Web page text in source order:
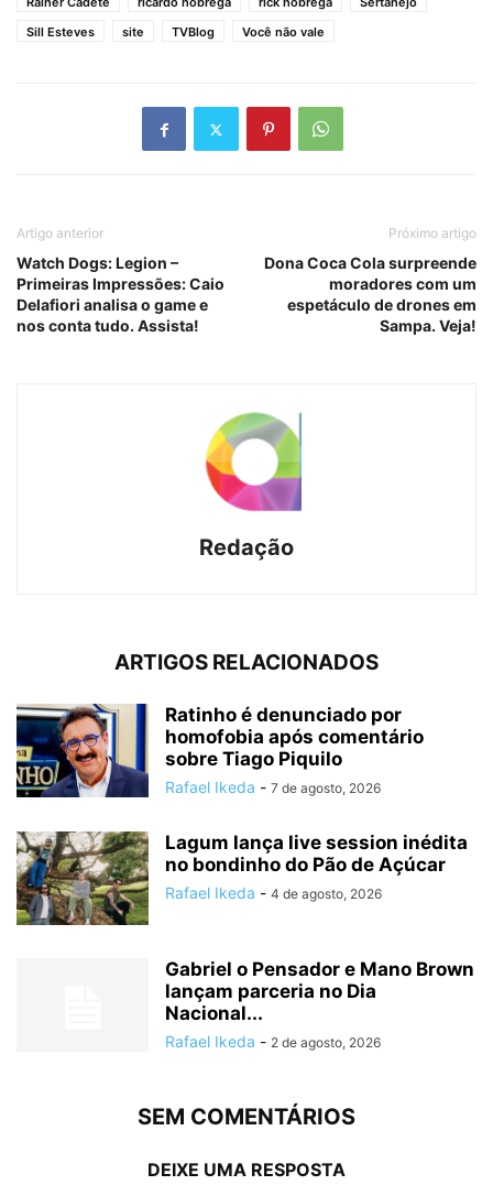
Sill Esteves
site TVBlog Você não vale
Artigo anterior
Watch Dogs: Legion –
Primeiras Impressões: Caio
Delafiori analisa o game e
nos conta tudo. Assista!
Próximo artigo
Dona Coca Cola surpreende
moradores com um
espetáculo de drones em
Sampa. Veja!
Redação
ARTIGOS RELACIONADOS
Ratinho é denunciado por
homofobia após comentário
sobre Tiago Piquilo
Rafael Ikeda - 7 de agosto, 2026
Lagum lança live session inédita
no bondinho do Pão de Açúcar
Rafael Ikeda - 4 de agosto, 2026
Gabriel o Pensador e Mano Brown
lançam parceria no Dia
Nacional...
Rafael Ikeda - 2 de agosto, 2026
SEM COMENTÁRIOS
DEIXE UMA RESPOSTA